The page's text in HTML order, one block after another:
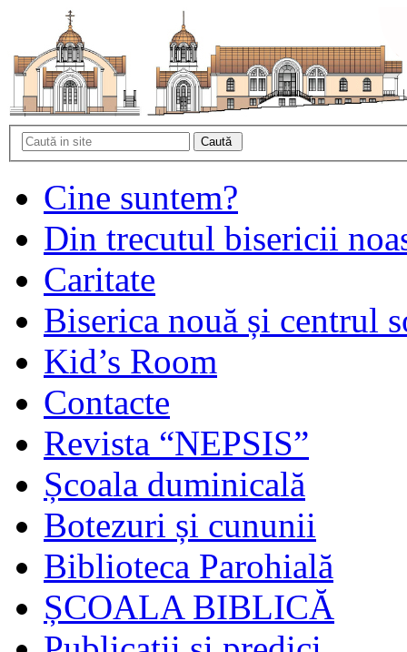
Cine suntem?
Din trecutul bisericii
Caritate
Biserica nouă și centrul
Kid’s Room
Contacte
Revista “NEPSIS”
Școala duminicală
Botezuri și cununii
Biblioteca Parohială
ȘCOALA BIBLICĂ